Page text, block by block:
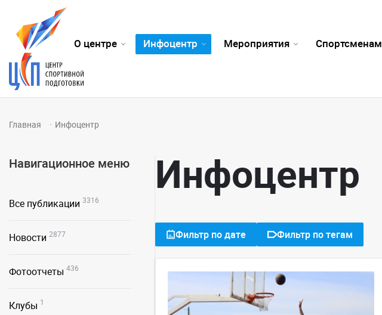
О центре Инфоцентр Мероприятия Спортсменам
Главная Инфоцентр
Навигационное меню
Все публикации 3316
Новости 2877
Фотоотчеты 436
Клубы 1
Инфоцентр
Фильтр по дате Фильтр по тегам